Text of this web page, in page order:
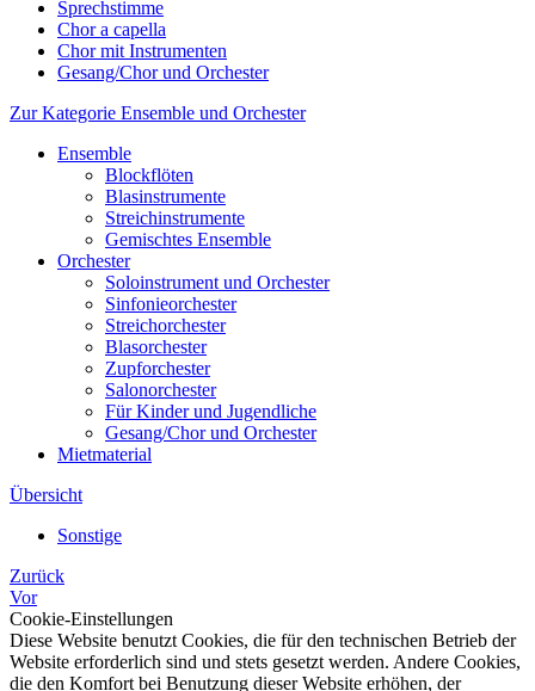
Sprechstimme
Chor a capella
Chor mit Instrumenten
Gesang/Chor und Orchester
Zur Kategorie Ensemble und Orchester
Ensemble
Blockflöten
Blasinstrumente
Streichinstrumente
Gemischtes Ensemble
Orchester
Soloinstrument und Orchester
Sinfonieorchester
Streichorchester
Blasorchester
Zupforchester
Salonorchester
Für Kinder und Jugendliche
Gesang/Chor und Orchester
Mietmaterial
Übersicht
Sonstige
Zurück
Vor
Cookie-Einstellungen
Diese Website benutzt Cookies, die für den technischen Betrieb der
Website erforderlich sind und stets gesetzt werden. Andere Cookies,
die den Komfort bei Benutzung dieser Website erhöhen, der